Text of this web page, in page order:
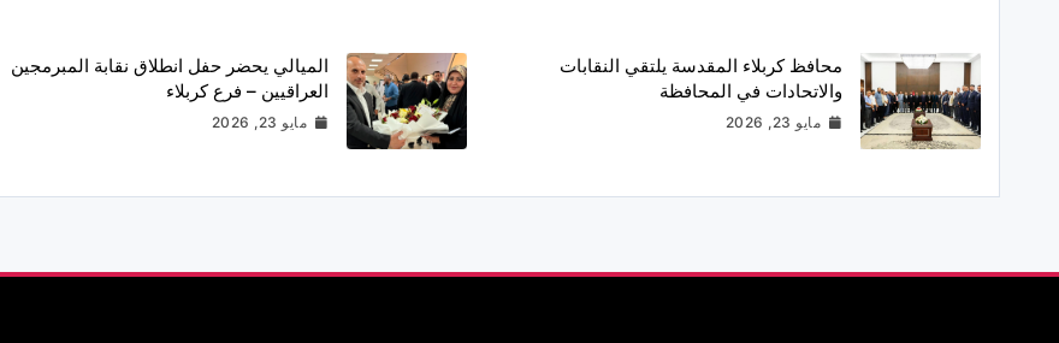
محافظ كربلاء المقدسة يلتقي النقابات
والاتحادات في المحافظة
مايو 23, 2026
الميالي يحضر حفل انطلاق نقابة المبرمجين
العراقيين – فرع كربلاء
مايو 23, 2026